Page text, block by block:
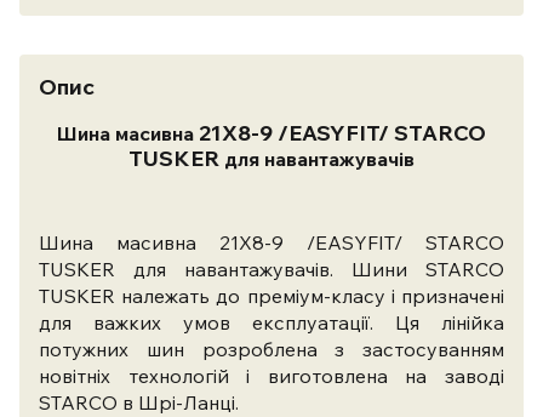
Опис
Шина масивна 21X8-9 /EASYFIT/ STARCO
TUSKER для навантажувачів
Шина масивна 21X8-9 /EASYFIT/ STARCO
TUSKER для навантажувачів. Шини STARCO
TUSKER належать до преміум-класу і призначені
для важких умов експлуатації. Ця лінійка
потужних шин розроблена з застосуванням
новітніх технологій і виготовлена ​​на заводі
STARCO в Шрі-Ланці.